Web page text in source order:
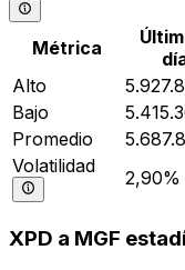
Métrica
Alto
Bajo
Promedio
Volatilidad
2,90%
XPD a MGF